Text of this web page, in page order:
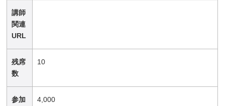
講師
関連
URL
残席
数
10
参加
4,000